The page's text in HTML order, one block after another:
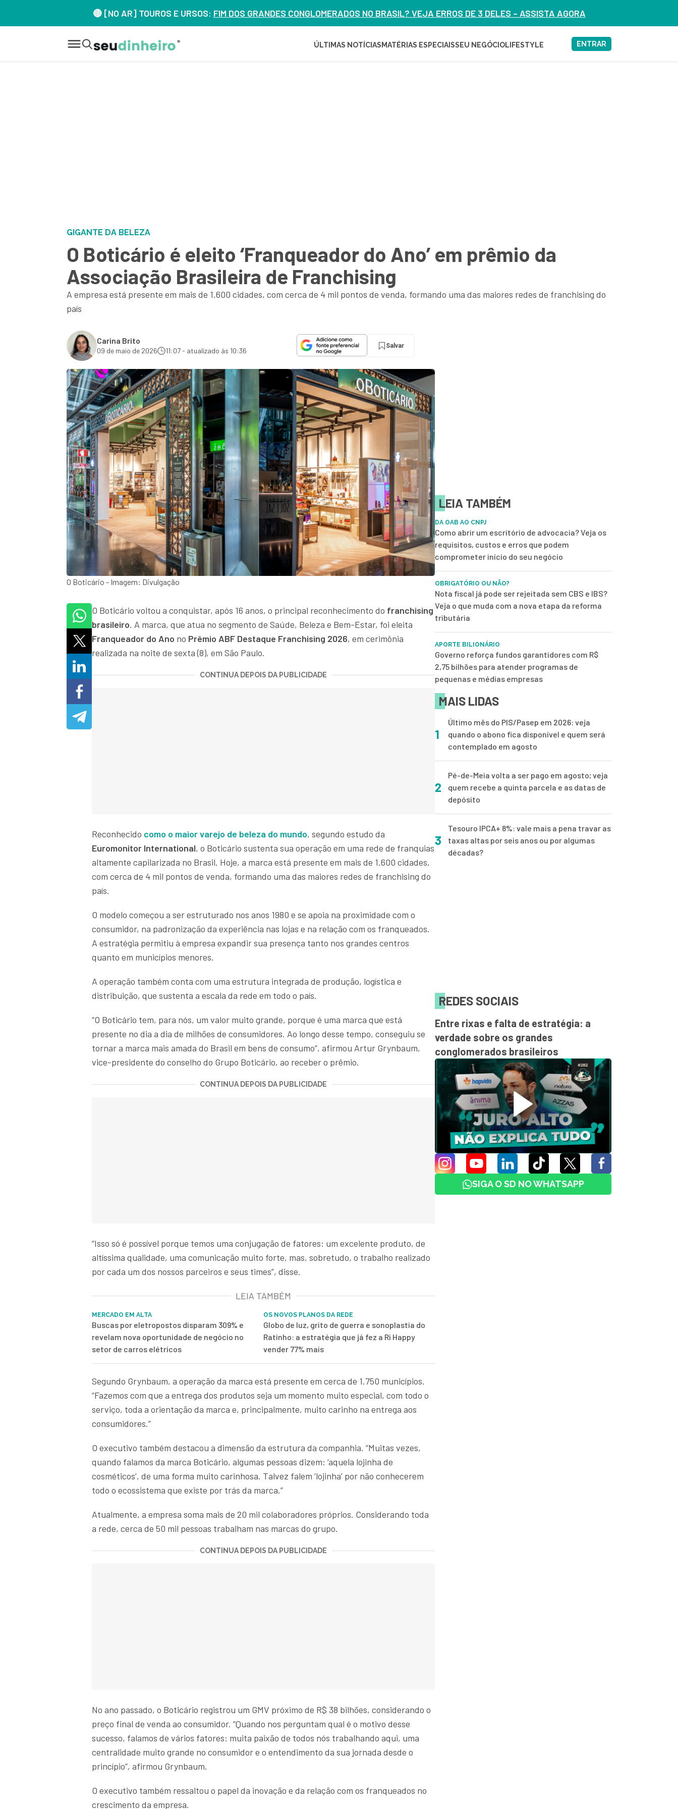
🔴 [NO AR] TOUROS E URSOS: FIM DOS GRANDES CONGLOMERADOS NO BRASIL? VEJA ERROS DE 3 DELES – ASSISTA AGORA
ÚLTIMAS NOTÍCIAS MATÉRIAS ESPECIAISSEU NEGÓCIOLIFESTYLE ENTRAR
GIGANTE DA BELEZA
O Boticário é eleito ‘Franqueador do Ano’ em prêmio da
Associação Brasileira de Franchising
A empresa está presente em mais de 1.600 cidades, com cerca de 4 mil pontos de venda, formando uma das maiores redes de franchising do
país
Carina Brito
09 de maio de 2026 11:07 - atualizado às 10:36
Salvar
O Boticário - Imagem: Divulgação
O Boticário voltou a conquistar, após 16 anos, o principal reconhecimento do franchising
brasileiro. A marca, que atua no segmento de Saúde, Beleza e Bem-Estar, foi eleita
Franqueador do Ano no Prêmio ABF Destaque Franchising 2026, em cerimônia
realizada na noite de sexta (8), em São Paulo.
CONTINUA DEPOIS DA PUBLICIDADE
Reconhecido como o maior varejo de beleza do mundo, segundo estudo da
Euromonitor International, o Boticário sustenta sua operação em uma rede de franquias
altamente capilarizada no Brasil. Hoje, a marca está presente em mais de 1.600 cidades,
com cerca de 4 mil pontos de venda, formando uma das maiores redes de franchising do
país.
O modelo começou a ser estruturado nos anos 1980 e se apoia na proximidade com o
consumidor, na padronização da experiência nas lojas e na relação com os franqueados.
A estratégia permitiu à empresa expandir sua presença tanto nos grandes centros
quanto em municípios menores.
A operação também conta com uma estrutura integrada de produção, logística e
distribuição, que sustenta a escala da rede em todo o país.
“O Boticário tem, para nós, um valor muito grande, porque é uma marca que está
presente no dia a dia de milhões de consumidores. Ao longo desse tempo, conseguiu se
tornar a marca mais amada do Brasil em bens de consumo”, afirmou Artur Grynbaum,
vice-presidente do conselho do Grupo Boticário, ao receber o prêmio.
CONTINUA DEPOIS DA PUBLICIDADE
“Isso só é possível porque temos uma conjugação de fatores: um excelente produto, de
altíssima qualidade, uma comunicação muito forte, mas, sobretudo, o trabalho realizado
por cada um dos nossos parceiros e seus times”, disse.
LEIA TAMBÉM
MERCADO EM ALTA
Buscas por eletropostos disparam 309% e
revelam nova oportunidade de negócio no
setor de carros elétricos
OS NOVOS PLANOS DA REDE
Globo de luz, grito de guerra e sonoplastia do
Ratinho: a estratégia que já fez a Ri Happy
vender 77% mais
Segundo Grynbaum, a operação da marca está presente em cerca de 1.750 municípios.
“Fazemos com que a entrega dos produtos seja um momento muito especial, com todo o
serviço, toda a orientação da marca e, principalmente, muito carinho na entrega aos
consumidores.”
O executivo também destacou a dimensão da estrutura da companhia. “Muitas vezes,
quando falamos da marca Boticário, algumas pessoas dizem: ‘aquela lojinha de
cosméticos’, de uma forma muito carinhosa. Talvez falem ‘lojinha’ por não conhecerem
todo o ecossistema que existe por trás da marca.”
Atualmente, a empresa soma mais de 20 mil colaboradores próprios. Considerando toda
a rede, cerca de 50 mil pessoas trabalham nas marcas do grupo.
CONTINUA DEPOIS DA PUBLICIDADE
No ano passado, o Boticário registrou um GMV próximo de R$ 38 bilhões, considerando o
preço final de venda ao consumidor. “Quando nos perguntam qual é o motivo desse
sucesso, falamos de vários fatores: muita paixão de todos nós trabalhando aqui, uma
centralidade muito grande no consumidor e o entendimento da sua jornada desde o
princípio”, afirmou Grynbaum.
O executivo também ressaltou o papel da inovação e da relação com os franqueados no
crescimento da empresa.
LEIA TAMBÉM
DA OAB AO CNPJ
Como abrir um escritório de advocacia? Veja os
requisitos, custos e erros que podem
comprometer início do seu negócio
OBRIGATÓRIO OU NÃO?
Nota fiscal já pode ser rejeitada sem CBS e IBS?
Veja o que muda com a nova etapa da reforma
tributária
APORTE BILIONÁRIO
Governo reforça fundos garantidores com R$
2,75 bilhões para atender programas de
pequenas e médias empresas
MAIS LIDAS
1
Último mês do PIS/Pasep em 2026: veja
quando o abono fica disponível e quem será
contemplado em agosto
2
Pé-de-Meia volta a ser pago em agosto; veja
quem recebe a quinta parcela e as datas de
depósito
3
Tesouro IPCA+ 8%: vale mais a pena travar as
taxas altas por seis anos ou por algumas
décadas?
REDES SOCIAIS
Entre rixas e falta de estratégia: a
verdade sobre os grandes
conglomerados brasileiros
SIGA O SD NO WHATSAPP